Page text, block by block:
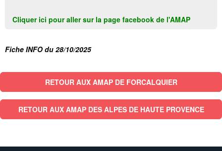
Cliquer ici pour aller sur la page facebook de l'AMAP
Fiche INFO du 28/10/2025
RETOUR AUX AMAP DE FORCALQUIER
RETOUR AUX AMAP DES ALPES DE HAUTE PROVENCE